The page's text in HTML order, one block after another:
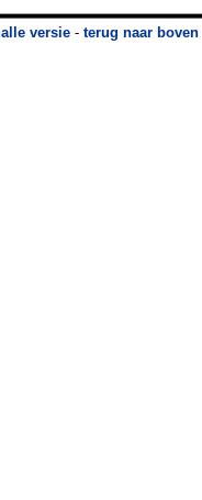
versie- terug naar boven